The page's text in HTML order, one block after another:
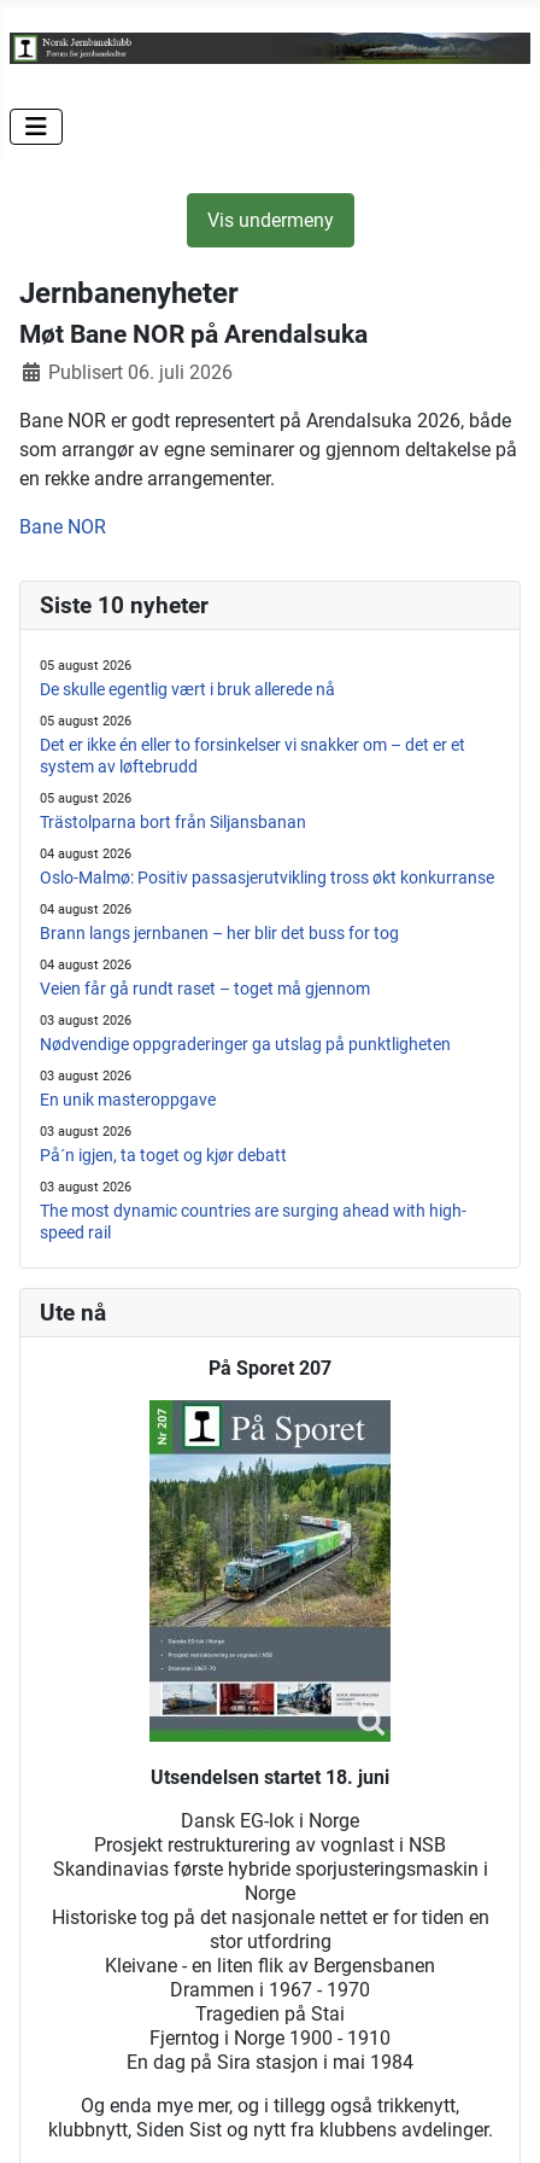
Vis undermeny
Jernbanenyheter
Møt Bane NOR på Arendalsuka
Publisert 06. juli 2026
Bane NOR er godt representert på Arendalsuka 2026, både
som arrangør av egne seminarer og gjennom deltakelse på
en rekke andre arrangementer.
Bane NOR
Siste 10 nyheter
05 august 2026
De skulle egentlig vært i bruk allerede nå
05 august 2026
Det er ikke én eller to forsinkelser vi snakker om – det er et
system av løftebrudd
05 august 2026
Trästolparna bort från Siljansbanan
04 august 2026
Oslo-Malmø: Positiv passasjerutvikling tross økt konkurranse
04 august 2026
Brann langs jernbanen – her blir det buss for tog
04 august 2026
Veien får gå rundt raset – toget må gjennom
03 august 2026
Nødvendige oppgraderinger ga utslag på punktligheten
03 august 2026
En unik masteroppgave
03 august 2026
På´n igjen, ta toget og kjør debatt
03 august 2026
The most dynamic countries are surging ahead with high-
speed rail
Ute nå
På Sporet 207
Utsendelsen startet 18. juni
Dansk EG-lok i Norge
Prosjekt restrukturering av vognlast i NSB
Skandinavias første hybride sporjusteringsmaskin i
Norge
Historiske tog på det nasjonale nettet er for tiden en
stor utfordring
Kleivane - en liten flik av Bergensbanen
Drammen i 1967 - 1970
Tragedien på Stai
Fjerntog i Norge 1900 - 1910
En dag på Sira stasjon i mai 1984
Og enda mye mer, og i tillegg også trikkenytt,
klubbnytt, Siden Sist og nytt fra klubbens avdelinger.